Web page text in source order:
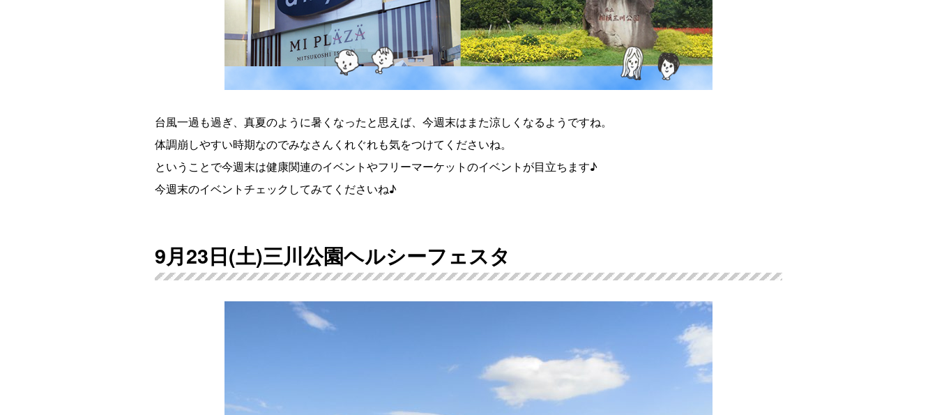
台風一過も過ぎ、真夏のように暑くなったと思えば、今週末はまた涼しくなるようですね。
体調崩しやすい時期なのでみなさんくれぐれも気をつけてくださいね。
ということで今週末は健康関連のイベントやフリーマーケットのイベントが目立ちます♪
今週末のイベントチェックしてみてくださいね♪
9月23日(土)三川公園ヘルシーフェスタ